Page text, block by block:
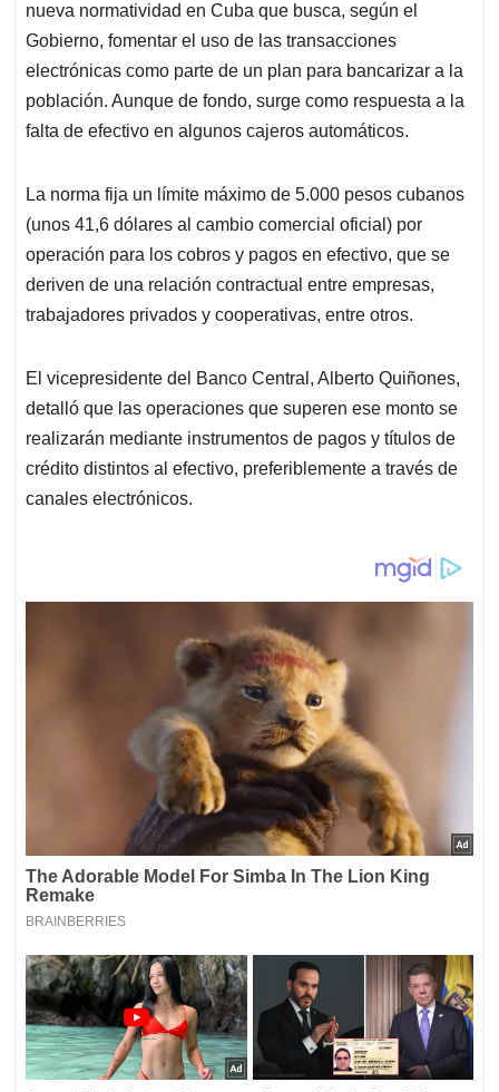
A
p
p
o
o
k
d
I
n
d
s
nueva normatividad en Cuba que busca, según el
Gobierno, fomentar el uso de las transacciones
electrónicas como parte de un plan para bancarizar a la
población. Aunque de fondo, surge como respuesta a la
falta de efectivo en algunos cajeros automáticos.
La norma fija un límite máximo de 5.000 pesos cubanos
(unos 41,6 dólares al cambio comercial oficial) por
operación para los cobros y pagos en efectivo, que se
deriven de una relación contractual entre empresas,
trabajadores privados y cooperativas, entre otros.
El vicepresidente del Banco Central, Alberto Quiñones,
detalló que las operaciones que superen ese monto se
realizarán mediante instrumentos de pagos y títulos de
crédito distintos al efectivo, preferiblemente a través de
canales electrónicos.